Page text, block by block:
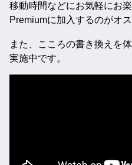
移動時間などにお気軽にお
Premiumに加入するのがオス
また、こころの書き換えを
実施中です。